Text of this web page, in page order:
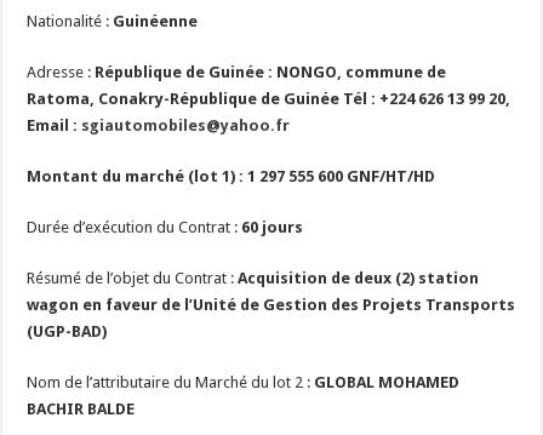
Nationalité : Guinéenne
Adresse : République de Guinée : NONGO, commune de
Ratoma, Conakry-République de Guinée Tél : +224 626 13 99 20,
Email : sgiautomobiles@yahoo.fr
Montant du marché (lot 1) :1 297 555 600 GNF/HT/HD
Durée d’exécution du Contrat : 60 jours
Résumé de l’objet du Contrat :Acquisition de deux (2) station
wagon en faveur de l’Unité de Gestion des Projets Transports
(UGP-BAD)
Nom de l’attributaire du Marché du lot 2 : GLOBAL MOHAMED
BACHIR BALDE